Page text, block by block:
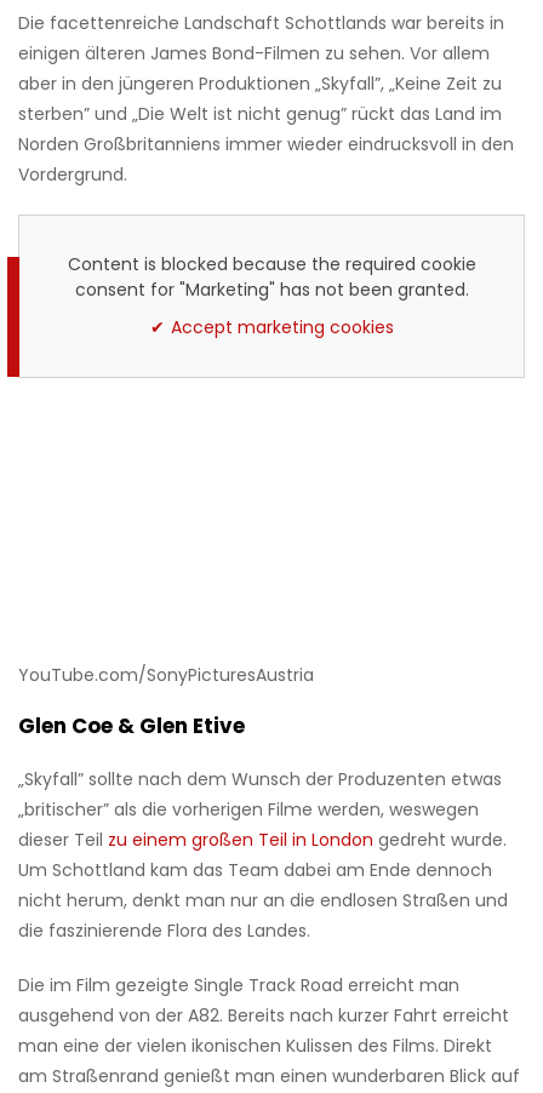
Die facettenreiche Landschaft Schottlands war bereits in
einigen älteren James Bond-Filmen zu sehen. Vor allem
aber in den jüngeren Produktionen „Skyfall”, „Keine Zeit zu
sterben” und „Die Welt ist nicht genug” rückt das Land im
Norden Großbritanniens immer wieder eindrucksvoll in den
Vordergrund.
Content is blocked because the required cookie
consent for "Marketing" has not been granted.
Accept marketing cookies
YouTube.com/SonyPicturesAustria
Glen Coe & Glen Etive
„Skyfall” sollte nach dem Wunsch der Produzenten etwas
„britischer” als die vorherigen Filme werden, weswegen
dieser Teil zu einem großen Teil in London gedreht wurde.
Um Schottland kam das Team dabei am Ende dennoch
nicht herum, denkt man nur an die endlosen Straßen und
die faszinierende Flora des Landes.
Die im Film gezeigte Single Track Road erreicht man
ausgehend von der A82. Bereits nach kurzer Fahrt erreicht
man eine der vielen ikonischen Kulissen des Films. Direkt
am Straßenrand genießt man einen wunderbaren Blick auf